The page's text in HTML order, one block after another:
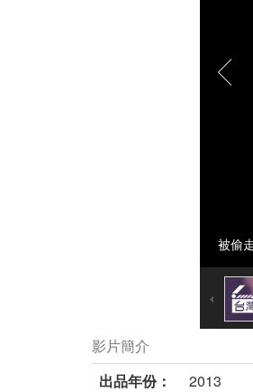
被偷
影片簡介
出品年份：
2013